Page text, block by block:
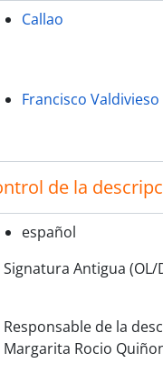
Callao
Francisco Valdivieso
de la
español
Signatura Antigua (OL/
Responsable de la
Margarita Rocio